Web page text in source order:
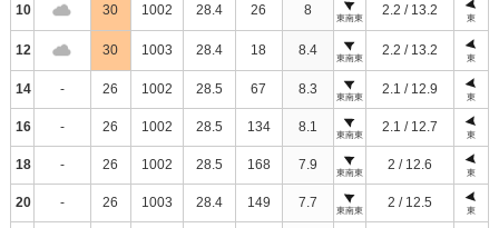
10 30 1002 28.4 26 8
東南東
2.2 / 13.2
東
12 30 1003 28.4 18 8.4
東南東
2.2 / 13.2
東
14 - 26 1002 28.5 67 8.3
東南東
2.1 / 12.9
東
16 - 26 1002 28.5 134 8.1
東南東
2.1 / 12.7
東
18 - 26 1002 28.5 168 7.9
東南東
2 / 12.6
東
20 - 26 1003 28.4 149 7.7
東南東
2 / 12.5
東